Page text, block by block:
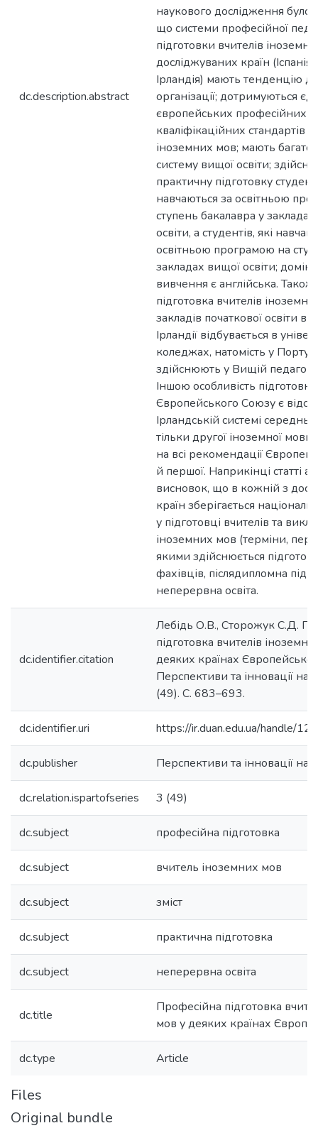
dc.description.abstract
наукового дослідження було
що системи професійної
підготовки вчителів
досліджуваних країн (Іспанія,
Ірландія) мають тенденцію до
організації; дотримуються
європейських професійних
кваліфікаційних стандартів
іноземних мов; мають
систему вищої освіти;
практичну підготовку
навчаються за освітньою
ступень бакалавра у
освіти, а студентів, які
освітньою програмою на
закладах вищої освіти;
вивчення є англійська.
підготовка вчителів
закладів початкової освіти в
Ірландії відбувається в
коледжах, натомість у
здійснюють у Вищій
Іншою особливість
Європейського Союзу є
Ірландській системі
тільки другої іноземної
на всі рекомендації
й першої. Наприкінці статті
висновок, що в кожній з
країн зберігається
у підготовці вчителів та
іноземних мов (терміни,
якими здійснюється
фахівців, післядипломна
неперервна освіта.
dc.identifier.citation
Лебідь О.В., Сторожук С.Д.
підготовка вчителів
деяких країнах
Перспективи та інновації
(49). С. 683–693.
dc.identifier.uri https://ir.duan.edu.ua/handle/
dc.publisher Перспективи та інновації
dc.relation.ispartofseries 3 (49)
dc.subject професійна підготовка
dc.subject вчитель іноземних мов
dc.subject зміст
dc.subject практична підготовка
dc.subject неперервна освіта
dc.title
Професійна підготовка
мов у деяких країнах
dc.type Article
Files
Original bundle